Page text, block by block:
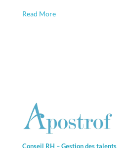
Read More
Conseil RH – Gestion des talents